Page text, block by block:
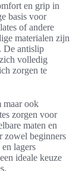
en grip in
basis voor
of andere
materialen zijn
De antislip
volledig
zorgen te
maar ook
zorgen voor
maten en
zowel beginners
lagers
ideale keuze